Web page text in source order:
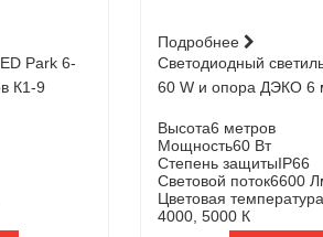
Park 6-
К1-9
Подробнее
Светодиодный
60 W и опора ДЭКО 6
Высота6 метров
Мощность60 Вт
Степень защитыIP66
Световой поток6600
Цветовая температура
4000, 5000 К